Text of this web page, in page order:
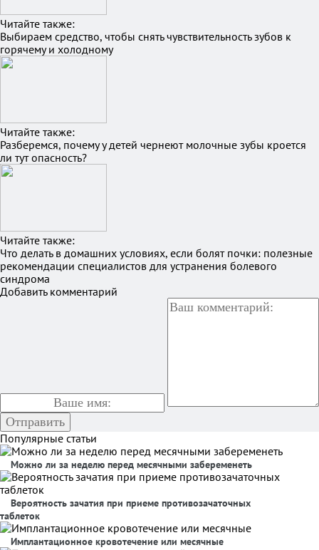
Читайте также:
Выбираем средство, чтобы снять чувствительность зубов к
горячему и холодному
Читайте также:
Разберемся, почему у детей чернеют молочные зубы кроется
ли тут опасность?
Читайте также:
Что делать в домашних условиях, если болят почки: полезные
рекомендации специалистов для устранения болевого
синдрома
Добавить комментарий
Популярные статьи
Можно ли за неделю перед месячными забеременеть
Вероятность зачатия при приеме противозачаточных
таблеток
Имплантационное кровотечение или месячные